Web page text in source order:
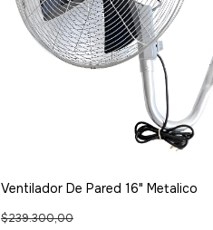
Ventilador De Pared 16" Metalico
$239.300,00